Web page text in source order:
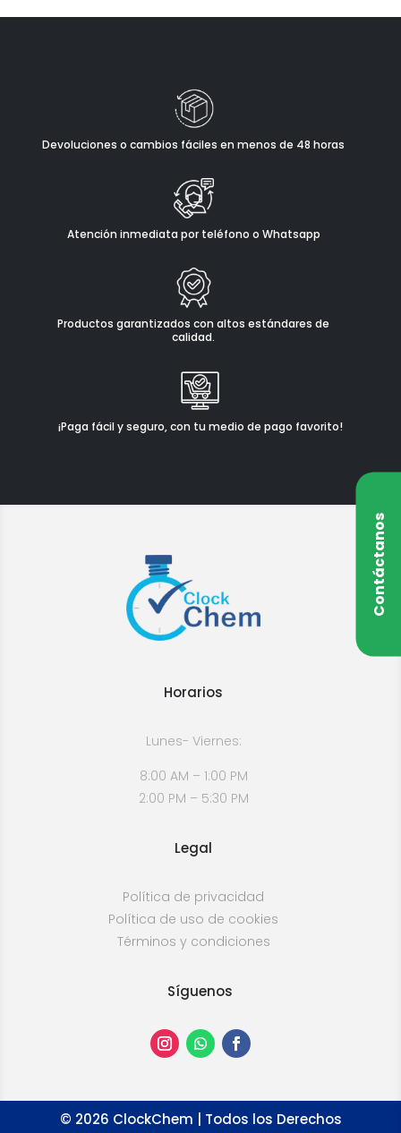
Devoluciones o cambios fáciles en menos de 48 horas
Atención inmediata por teléfono o Whatsapp
Productos garantizados con altos estándares de
calidad.
¡Paga fácil y seguro, con tu medio de pago favorito!
Contáctanos
Horarios
Lunes- Viernes:
8:00 AM – 1:00 PM
2:00 PM – 5:30 PM
Legal
Política de privacidad
Política de uso de cookies
Términos y condiciones
Síguenos
© 2026 ClockChem | Todos los Derechos